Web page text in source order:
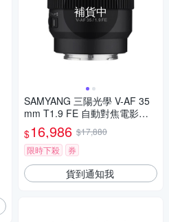
補貨中
SAMYANG 三陽光學 V-AF 35
mm T1.9 FE 自動對焦電影鏡 S
ony FE 公司貨
$16,986 $17,880
限時下殺
券
貨到通知我